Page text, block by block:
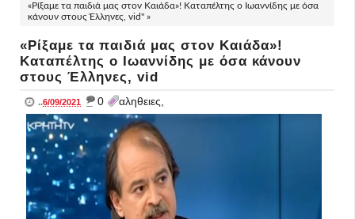
«Ρίξαμε τα παιδιά μας στον Καιάδα»! Καταπέλτης ο Ιωαννίδης με όσα
κάνουν στους Έλληνες, vid" »
«Ρίξαμε τα παιδιά μας στον Καιάδα»!
Καταπέλτης ο Ιωαννίδης με όσα κάνουν
στους Έλληνες, vid
..6/09/2021 _ 0 αληθειες,